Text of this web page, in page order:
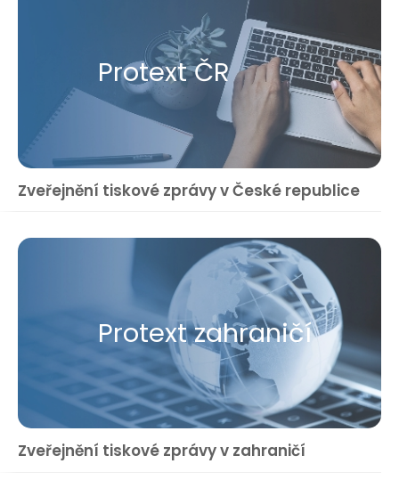
Protext ČR
Zveřejnění tiskové zprávy v České republice
Protext zahraničí
Zveřejnění tiskové zprávy v zahraničí